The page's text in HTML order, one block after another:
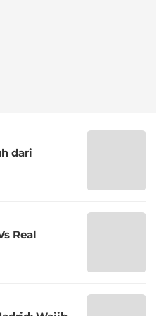
dari
Real